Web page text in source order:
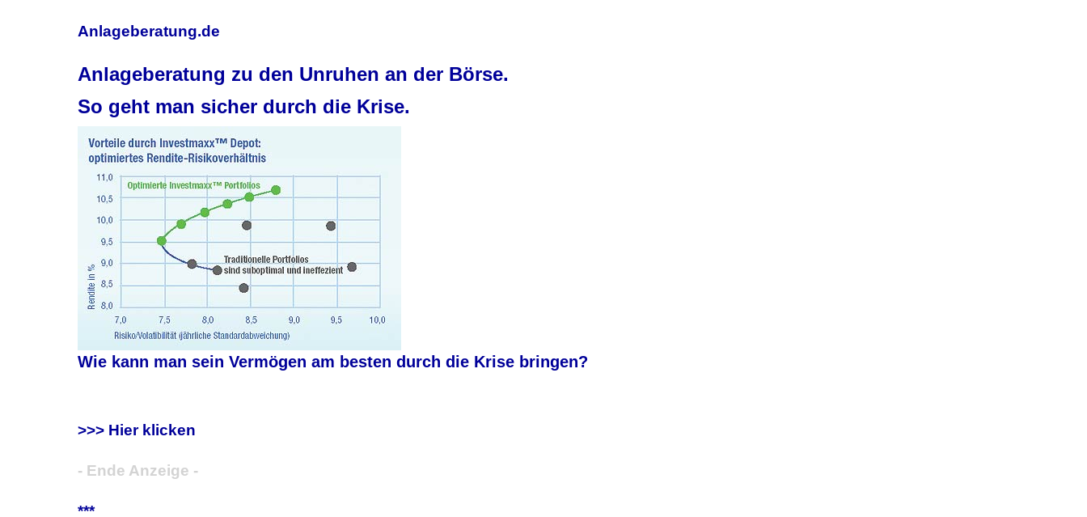
Anlageberatung.de
Anlageberatung zu den Unruhen an der Börse.
So geht man sicher durch die Krise.
Wie kann man sein Vermögen am besten durch die Krise bringen?
>>> Hier klicken
- Ende Anzeige -
***